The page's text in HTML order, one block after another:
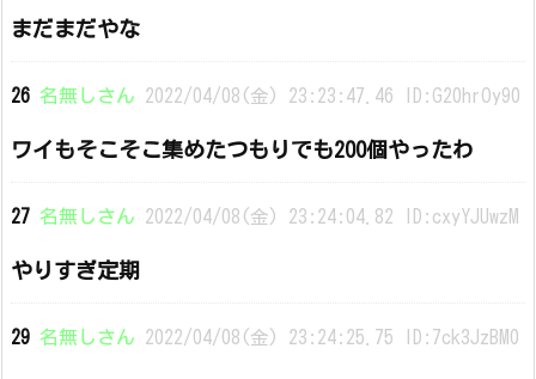
まだまだやな
26 名無しさん 2022/04/08(金) 23:23:47.46 ID:G20hrOy90
ワイもそこそこ集めたつもりでも200個やったわ
27 名無しさん 2022/04/08(金) 23:24:04.82 ID:cxyYJUwzM
やりすぎ定期
29 名無しさん 2022/04/08(金) 23:24:25.75 ID:7ck3JzBM0